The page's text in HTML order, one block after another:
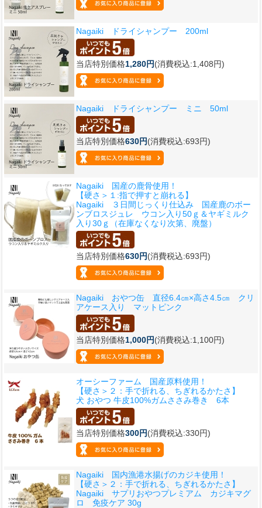
Nagaiki ドライシャンプー 200ml
当店特別価格1,280円(消費税込:1,408円)
Nagaiki ドライシャンプー ミニ 50ml
当店特別価格630円(消費税込:693円)
Nagaiki 国産の鹿骨使用！
【硬さ＞１:指で押すと崩れる】
Nagaiki ３日間じっくり仕込み 国産鹿のボー
ンブロスジュレ ウコン入り50ｇ＆ヤギミルク
入り30ｇ（在庫なくなり次第、廃盤）
当店特別価格630円(消費税込:693円)
Nagaiki おやつ缶 直径6.4㎝×高さ4.5㎝ クリ
アケース入り マットピンク
当店特別価格1,000円(消費税込:1,100円)
オーシーファーム 国産原料使用！
【硬さ＞２：手で折れる、ちぎれるかたさ】
犬 おやつ 牛皮100%ガムささみ巻き 6本
当店特別価格300円(消費税込:330円)
Nagaiki 国内漁港水揚げのカジキ使用！
【硬さ＞２：手で折れる、ちぎれるかたさ】
Nagaiki サプリおやつプレミアム カジキマグ
ロ 免疫ケア 30g